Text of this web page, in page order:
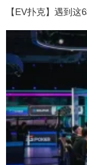
【EV扑克】遇到